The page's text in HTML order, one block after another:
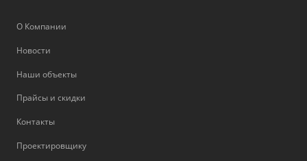
О Компании
Новости
Наши объекты
Прайсы и скидки
Контакты
Проектировщику